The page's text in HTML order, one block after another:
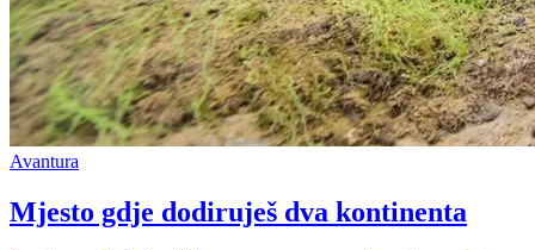
Avantura
Mjesto gdje dodiruješ dva kontinenta